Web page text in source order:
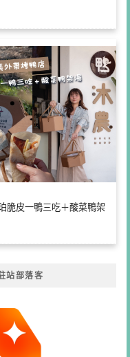
脆皮一鴨三吃＋酸菜鴨架
站部落客